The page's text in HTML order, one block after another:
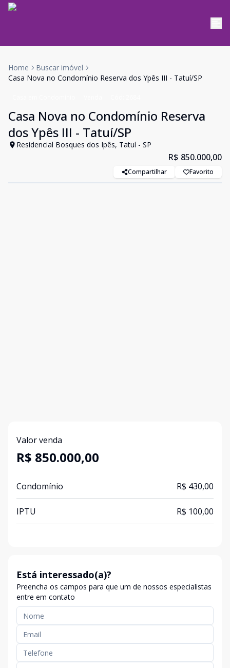
Home
Buscar imóvel
Casa Nova no Condomínio Reserva dos Ypês III - Tatuí/SP
Casa Nova no Condomínio Reserva
dos Ypês III - Tatuí/SP
Residencial Bosques dos Ipês, Tatuí - SP
R$ 850.000,00
Compartilhar Favorito
Valor venda
R$ 850.000,00
Condomínio R$ 430,00
IPTU R$ 100,00
Está interessado(a)?
Preencha os campos para que um de nossos especialistas
entre em contato